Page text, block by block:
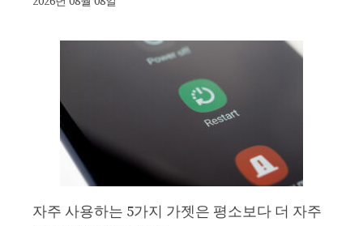
자주 사용하는 5가지 가젯은 평소보다 더 자주